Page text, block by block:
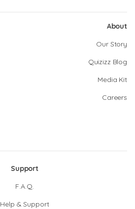
About
Our Story
Quizizz Blog
Media Kit
Careers
Support
F.A.Q.
Help & Support